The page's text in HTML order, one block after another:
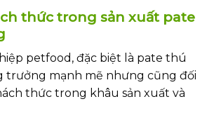
thức trong sản xuất pate
petfood, đặc biệt là pate thú
trưởng mạnh mẽ nhưng cũng đối
thức trong khâu sản xuất và